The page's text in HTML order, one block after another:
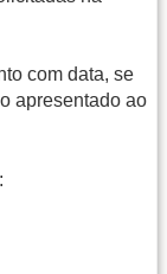
com data, se
apresentado ao